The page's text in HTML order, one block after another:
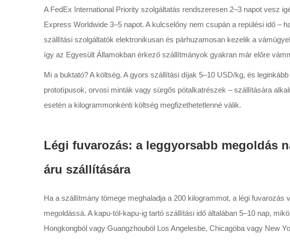
A FedEx International Priority szolgáltatás rendszeresen 2–3 napot vesz
Express Worldwide 3–5 napot. A kulcselőny nem csupán a repülési idő –
szállítási szolgáltatók elektronikusan és párhuzamosan kezelik a
így az Egyesült Államokban érkező szállítmányok gyakran már előre
Mi a buktató? A költség. A gyors szállítási díjak 5–10 USD/kg, és
prototípusok, orvosi minták vagy sürgős pótalkatrészek – szállítására
esetén a kilogrammonkénti költség megfizethetetlenné válik.
Légi fuvarozás: a leggyorsabb megoldás
áru szállítására
Ha a szállítmány tömege meghaladja a 200 kilogrammot, a légi fuvarozás
megoldássá. A kapu-tól-kapu-ig tartó szállítási idő általában 5–10 nap,
Hongkongból vagy Guangzhouból Los Angelesbe, Chicagóba vagy New